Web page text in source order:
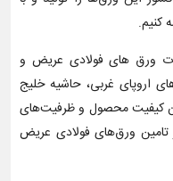
کنیم.
ورق های فولادی عریض و
اروپای غربی، حاشیه خلیج
کیفیت محصول و ظرفیت‌های
ورق‌های فولادی عریض